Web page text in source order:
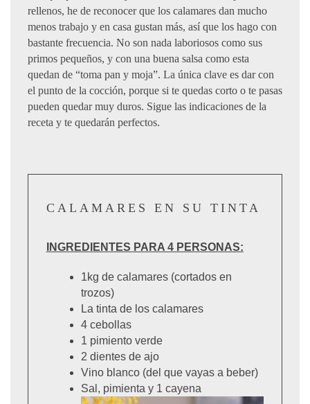
rellenos, he de reconocer que los calamares dan mucho
menos trabajo y en casa gustan más, así que los hago con
bastante frecuencia. No son nada laboriosos como sus
primos pequeños, y con una buena salsa como esta
quedan de “toma pan y moja”. La única clave es dar con
el punto de la cocción, porque si te quedas corto o te pasas
pueden quedar muy duros. Sigue las indicaciones de la
receta y te quedarán perfectos.
CALAMARES EN SU TINTA
INGREDIENTES PARA 4 PERSONAS:
1kg de calamares (cortados en
trozos)
La tinta de los calamares
4 cebollas
1 pimiento verde
2 dientes de ajo
Vino blanco (del que vayas a beber)
Sal, pimienta y 1 cayena